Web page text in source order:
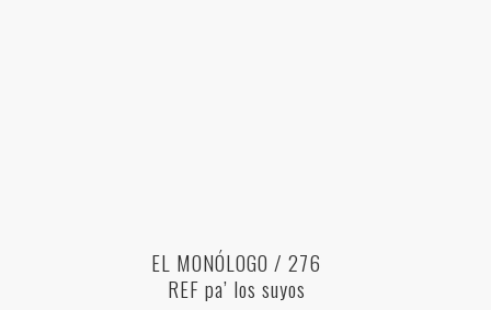
EL MONÓLOGO / 276
REF pa’ los suyos